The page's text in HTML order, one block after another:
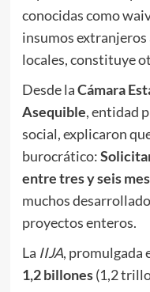
conocidas como
insumos
locales, constituye
Desde laCámara
Asequible, entidad
social, explicaron
burocrático:
entre tres y seis
muchos
proyectos enteros.
La IIJA, promulgada
1,2 billones(1,2